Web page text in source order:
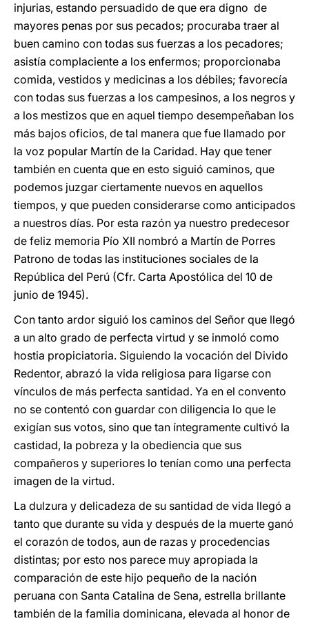
injurias, estando persuadido de que era digno de
mayores penas por sus pecados; procuraba traer al
buen camino con todas sus fuerzas a los pecadores;
asistía complaciente a los enfermos; proporcionaba
comida, vestidos y medicinas a los débiles; favorecía
con todas sus fuerzas a los campesinos, a los negros y
a los mestizos que en aquel tiempo desempeñaban los
más bajos oficios, de tal manera que fue llamado por
la voz popular Martín de la Caridad. Hay que tener
también en cuenta que en esto siguió caminos, que
podemos juzgar ciertamente nuevos en aquellos
tiempos, y que pueden considerarse como anticipados
a nuestros días. Por esta razón ya nuestro predecesor
de feliz memoria Pío XII nombró a Martín de Porres
Patrono de todas las instituciones sociales de la
República del Perú (Cfr. Carta Apostólica del 10 de
junio de 1945).
Con tanto ardor siguió los caminos del Señor que llegó
a un alto grado de perfecta virtud y se inmoló como
hostia propiciatoria. Siguiendo la vocación del Divido
Redentor, abrazó la vida religiosa para ligarse con
vínculos de más perfecta santidad. Ya en el convento
no se contentó con guardar con diligencia lo que le
exigían sus votos, sino que tan íntegramente cultivó la
castidad, la pobreza y la obediencia que sus
compañeros y superiores lo tenían como una perfecta
imagen de la virtud.
La dulzura y delicadeza de su santidad de vida llegó a
tanto que durante su vida y después de la muerte ganó
el corazón de todos, aun de razas y procedencias
distintas; por esto nos parece muy apropiada la
comparación de este hijo pequeño de la nación
peruana con Santa Catalina de Sena, estrella brillante
también de la familia dominicana, elevada al honor de